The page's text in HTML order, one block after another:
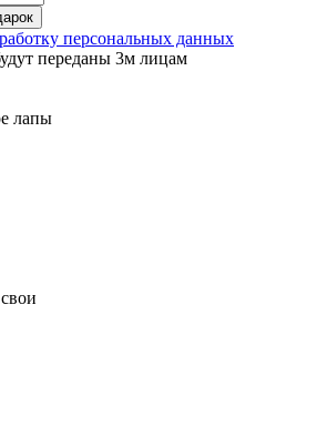
персональных данных
переданы 3м лицам